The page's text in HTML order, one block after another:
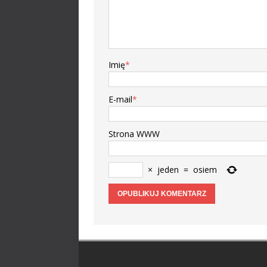
Imię*
E-mail*
Strona WWW
× jeden = osiem